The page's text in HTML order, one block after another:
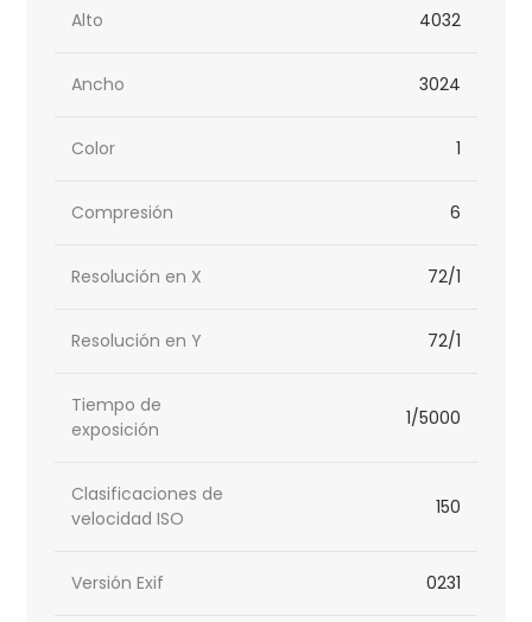
Alto 4032
Ancho 3024
Color 1
Compresión 6
Resolución en X 72/1
Resolución en Y 72/1
Tiempo de
exposición
1/5000
Clasificaciones de
velocidad ISO
150
Versión Exif 0231